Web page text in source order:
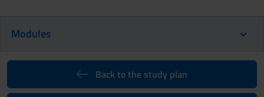
Modules
Back to the study plan